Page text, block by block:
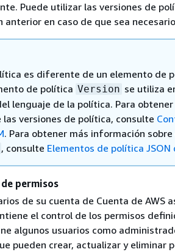
Puede utilizar las versiones de
anterior en caso de que sea
es diferente de un elemento de
de política Version se utiliza
lenguaje de la política. Para obtener
versiones de política, consulte
. Para obtener más información
, consulte Elementos de política JSON
permisos
de su cuenta de Cuenta de AWS
el control de los permisos
algunos usuarios como
pueden crear, actualizar y eliminar